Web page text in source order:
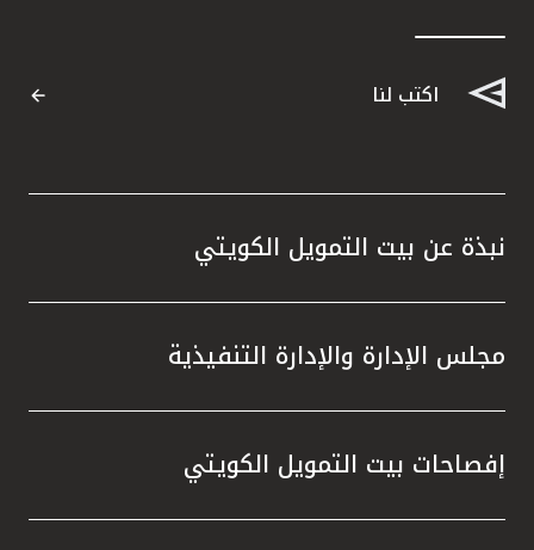
اكتب لنا
نبذة عن بيت التمويل الكويتي
مجلس الإدارة والإدارة التنفيذية
إفصاحات بيت التمويل الكويتي